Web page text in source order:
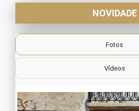
NOVIDADE
Fotos
Vídeos